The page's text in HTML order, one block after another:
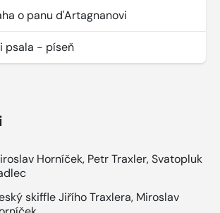
o panu d'Artagnanovi
psala - píseň
Horníček, Petr Traxler,Svatopluk
skiffle Jiřího Traxlera, Miroslav